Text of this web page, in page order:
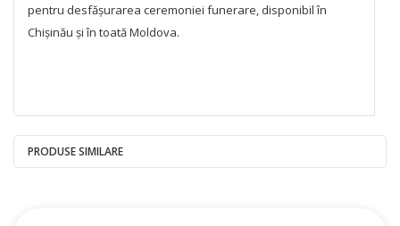
pentru desfășurarea ceremoniei funerare, disponibil în
Chișinău și în toată Moldova.
PRODUSE SIMILARE